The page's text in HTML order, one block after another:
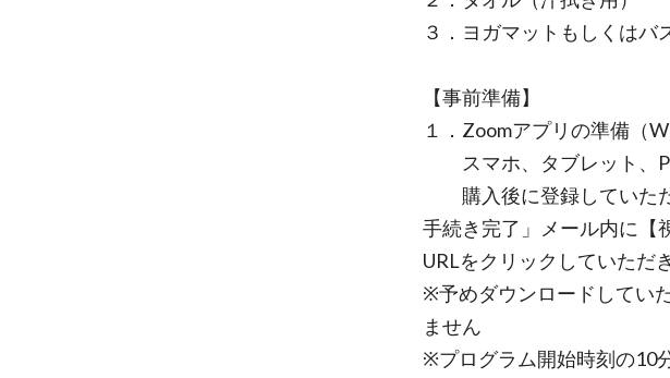
３．ヨガマットもしくはバ
【事前準備】
１．Zoomアプリの準備（
スマホ、タブレット、
購入後に登録していただ
手続き完了」メール内に【
URLをクリックしていた
※予めダウンロードしてい
ません
※プログラム開始時刻の